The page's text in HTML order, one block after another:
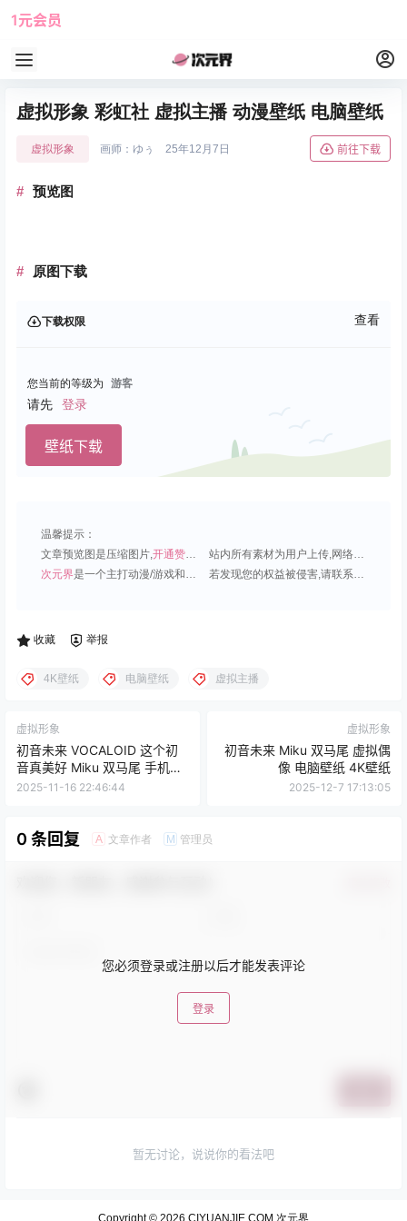
1元会员
虚拟形象 彩虹社 虚拟主播 动漫壁纸 电脑壁纸
虚拟形象 画师：ゆぅ 25年12月7日 前往下载
预览图
原图下载
下载权限 查看
您当前的等级为 游客
请先 登录
壁纸下载
温馨提示：
文章预览图是压缩图片,开通赞助会员 可免费下载超清原图;
站内所有素材为用户上传,网络分享或原创,请勿用于商业用途;
次元界是一个主打动漫/游戏和虚拟偶像角色的插画壁纸平台; 若发现您的权益被侵害,请联系QQ1815919191,我们尽快处理.
收藏 举报
4K壁纸 电脑壁纸 虚拟主播
虚拟形象
初音未来 VOCALOID 这个初
音真美好 Miku 双马尾 手机壁
纸 虚拟偶像
2025-11-16 22:46:44
虚拟形象
初音未来 Miku 双马尾 虚拟偶
像 电脑壁纸 4K壁纸
2025-12-7 17:13:05
0 条回复 A 文章作者 M 管理员
您必须登录或注册以后才能发表评论
登录
暂无讨论，说说你的看法吧
Copyright © 2026 CIYUANJIE.COM 次元界